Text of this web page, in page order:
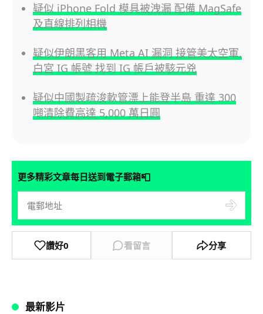
疑似 iPhone Fold 模具被洩漏 配備 MagSafe
及直線排列相機
疑似伊朗黑客用 Meta AI 漏洞 接管美太空軍,
白宮 IG 帳號 找到 IG 帳戶被駭元兇
疑似中國製疏浚軟管漂上能登半島 重達 300
噸清除費高達 5,000 萬日圓
更多精彩文章每日送到電子郵箱📮
讚好0 看留言 分享
最新影片